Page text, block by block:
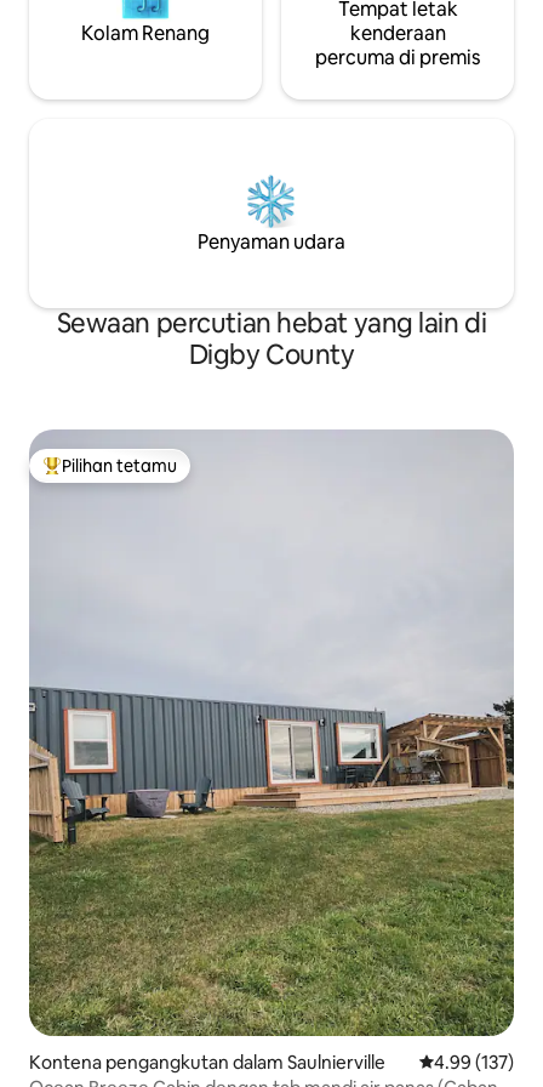
Kolam Renang
Tempat letak
kenderaan
percuma di premis
Penyaman udara
Sewaan percutian hebat yang lain di
Digby County
Pilihan utama tetamu
Pilihan tetamu
Kontena pengangkutan dalam Saulnierville Penarafan
4.99 (137)